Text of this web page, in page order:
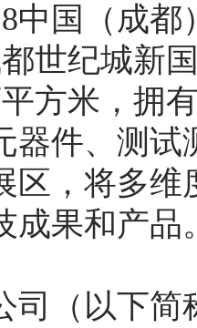
中国（成
世纪城新
方米，拥
器件、测
区，将多
成果和产品
司（以下简